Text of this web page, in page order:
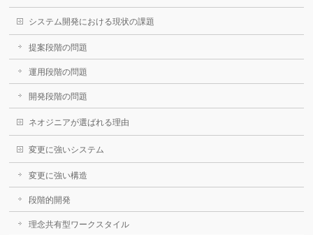
システム開発における現状の課題
提案段階の問題
運用段階の問題
開発段階の問題
ネオジニアが選ばれる理由
変更に強いシステム
変更に強い構造
段階的開発
理念共有型ワークスタイル